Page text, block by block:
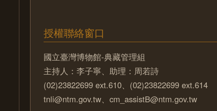
授權聯絡窗口
國立臺灣博物館-典藏管理組
主持人：李子寧、助理：周若詩
(02)23822699 ext.610、(02)23822699 ext.614
tnli@ntm.gov.tw、cm_assistB@ntm.gov.tw